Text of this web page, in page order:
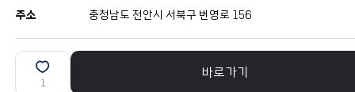
주소
충청남도 천안시 서북구 번영로 156
1
바로가기